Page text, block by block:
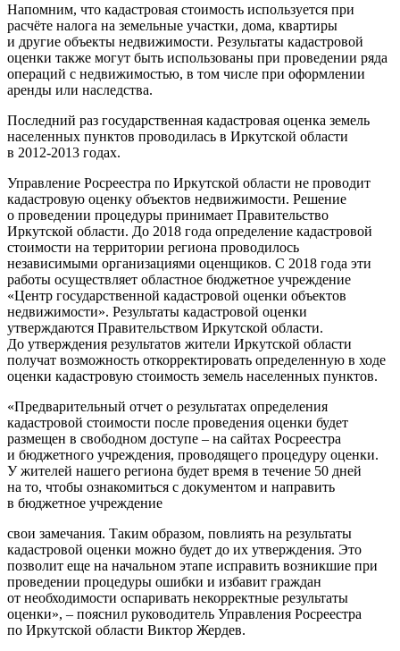
Напомним, что кадастровая стоимость используется при
расчёте налога на земельные участки, дома, квартиры
и другие объекты недвижимости. Результаты кадастровой
оценки также могут быть использованы при проведении ряда
операций с недвижимостью, в том числе при оформлении
аренды или наследства.
Последний раз государственная кадастровая оценка земель
населенных пунктов проводилась в Иркутской области
в 2012-2013 годах.
Управление Росреестра по Иркутской области не проводит
кадастровую оценку объектов недвижимости. Решение
о проведении процедуры принимает Правительство
Иркутской области. До 2018 года определение кадастровой
стоимости на территории региона проводилось
независимыми организациями оценщиков. С 2018 года эти
работы осуществляет областное бюджетное учреждение
«Центр государственной кадастровой оценки объектов
недвижимости». Результаты кадастровой оценки
утверждаются Правительством Иркутской области.
До утверждения результатов жители Иркутской области
получат возможность откорректировать определенную в ходе
оценки кадастровую стоимость земель населенных пунктов.
«Предварительный отчет о результатах определения
кадастровой стоимости после проведения оценки будет
размещен в свободном доступе – на сайтах Росреестра
и бюджетного учреждения, проводящего процедуру оценки.
У жителей нашего региона будет время в течение 50 дней
на то, чтобы ознакомиться с документом и направить
в бюджетное учреждение
свои замечания. Таким образом, повлиять на результаты
кадастровой оценки можно будет до их утверждения. Это
позволит еще на начальном этапе исправить возникшие при
проведении процедуры ошибки и избавит граждан
от необходимости оспаривать некорректные результаты
оценки», – пояснил руководитель Управления Росреестра
по Иркутской области Виктор Жердев.